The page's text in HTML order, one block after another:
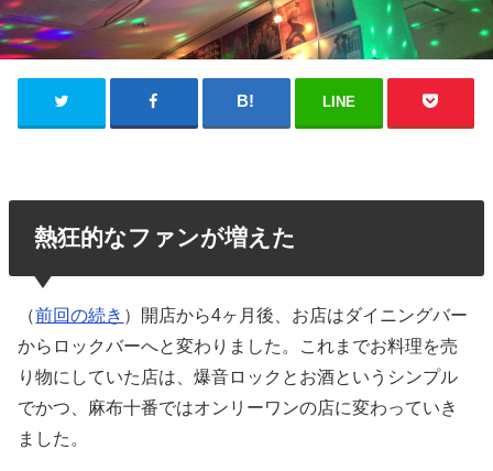
LINE
熱狂的なファンが増えた
（前回の続き ）開店から4ヶ月後、お店はダイニングバー
からロックバーへと変わりました。これまでお料理を売
り物にしていた店は、爆音ロックとお酒というシンプル
でかつ、麻布十番ではオンリーワンの店に変わっていき
ました。